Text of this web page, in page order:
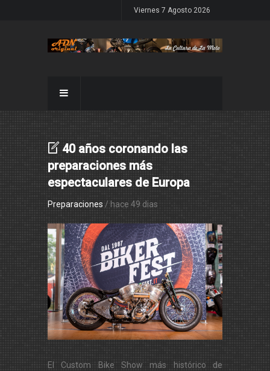
Viernes 7 Agosto 2026
40 años coronando las
preparaciones más
espectaculares de Europa
Preparaciones / hace 49 dias
El Custom Bike Show más histórico de